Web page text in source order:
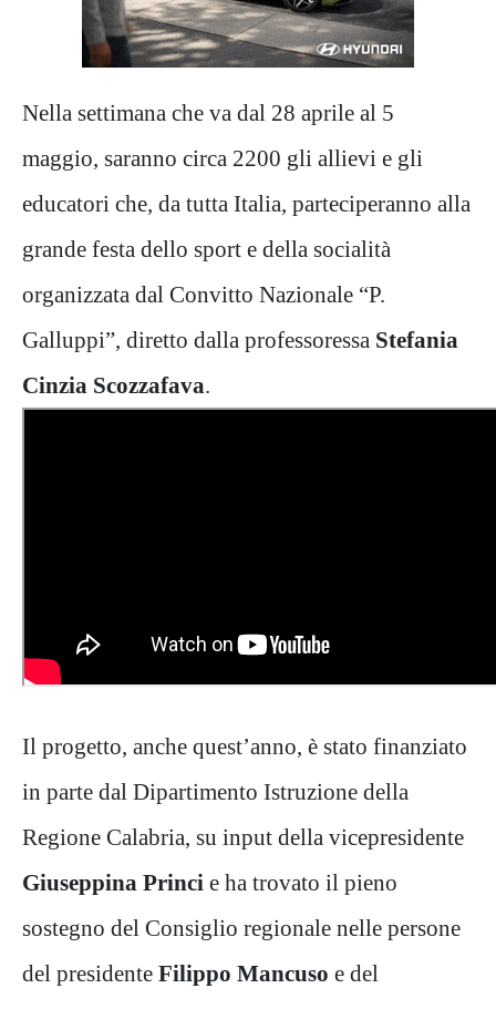
Nella settimana che va dal 28 aprile al 5
maggio, saranno circa 2200 gli allievi e gli
educatori che, da tutta Italia, parteciperanno alla
grande festa dello sport e della socialità
organizzata dal Convitto Nazionale “P.
Galluppi”, diretto dalla professoressa Stefania
Cinzia Scozzafava.
Il progetto, anche quest’anno, è stato finanziato
in parte dal Dipartimento Istruzione della
Regione Calabria, su input della vicepresidente
Giuseppina Princi e ha trovato il pieno
sostegno del Consiglio regionale nelle persone
del presidente Filippo Mancuso e del